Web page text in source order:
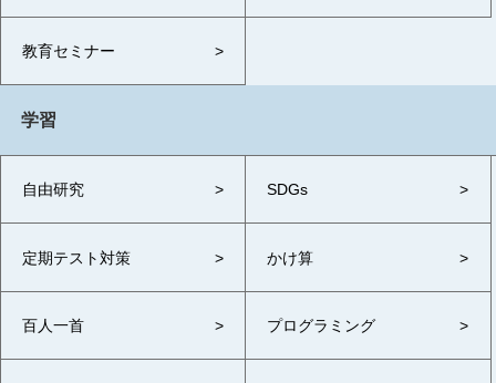
教育セミナー
学習
自由研究 SDGs
定期テスト対策 かけ算
百人一首 プログラミング